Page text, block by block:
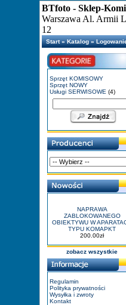
BTfoto - Sklep-
Warszawa Al. Armii
12
Start»Katalog»
Sprzęt KOMISOWY
Sprzęt NOWY
Usługi SERWISOWE (4)
NAPRAWA
ZABLOKOWANEGO
OBIEKTYWU W
TYPU KOMAPKT
200.00zł
zobacz wszystkie
Regulamin
Polityka prywatności
Wysyłka i zwroty
Kontakt